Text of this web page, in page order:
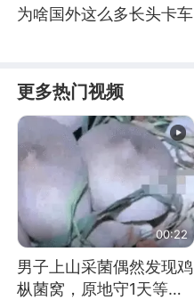
为啥国外这么多长头卡车
更多热门视频
00:22
男子上山采菌偶然发现鸡
枞菌窝，原地守1天等它